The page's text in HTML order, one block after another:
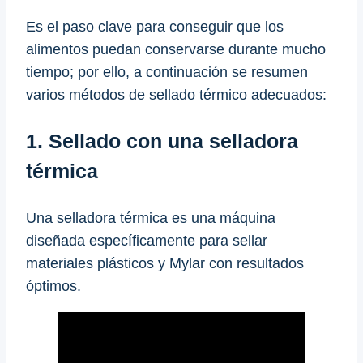
Es el paso clave para conseguir que los
alimentos puedan conservarse durante mucho
tiempo; por ello, a continuación se resumen
varios métodos de sellado térmico adecuados:
1. Sellado con una selladora
térmica
Una selladora térmica es una máquina
diseñada específicamente para sellar
materiales plásticos y Mylar con resultados
óptimos.